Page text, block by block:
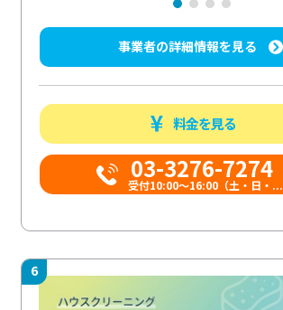
事業者の詳細情報を見る
料金を見る
03-3276-7274
受付10:00〜16:00（土・日・...
6